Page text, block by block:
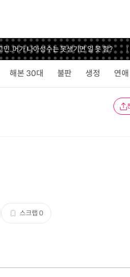
.. 머가 나아성수는 못생기면 일 못 함?
해본 30대 불판 생정 연애
스크랩 0